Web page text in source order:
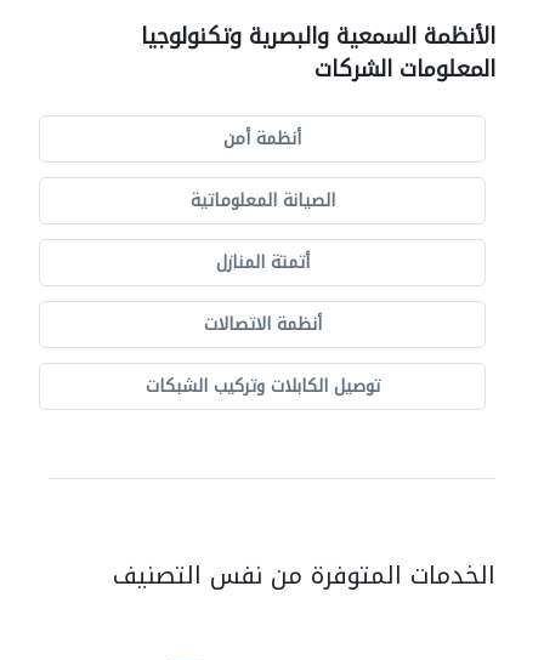
الأنظمة السمعية والبصرية وتكنولوجيا
المعلومات الشركات
أنظمة أمن
الصيانة المعلوماتية
أتمتة المنازل
أنظمة الاتصالات
توصيل الكابلات وتركيب الشبكات
الخدمات المتوفرة من نفس التصنيف